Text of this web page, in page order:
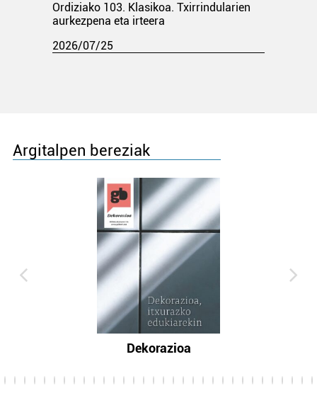
Ordiziako 103. Klasikoa. Txirrindularien
aurkezpena eta irteera
2026/07/25
Argitalpen bereziak
Dekorazioa